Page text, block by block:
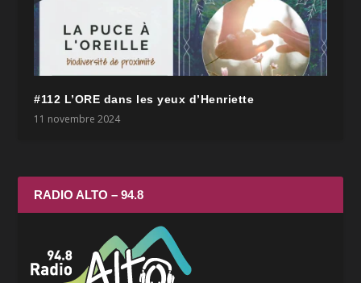
#112 L’ORE dans les yeux d’Henriette
11 novembre 2024
RADIO ALTO – 94.8